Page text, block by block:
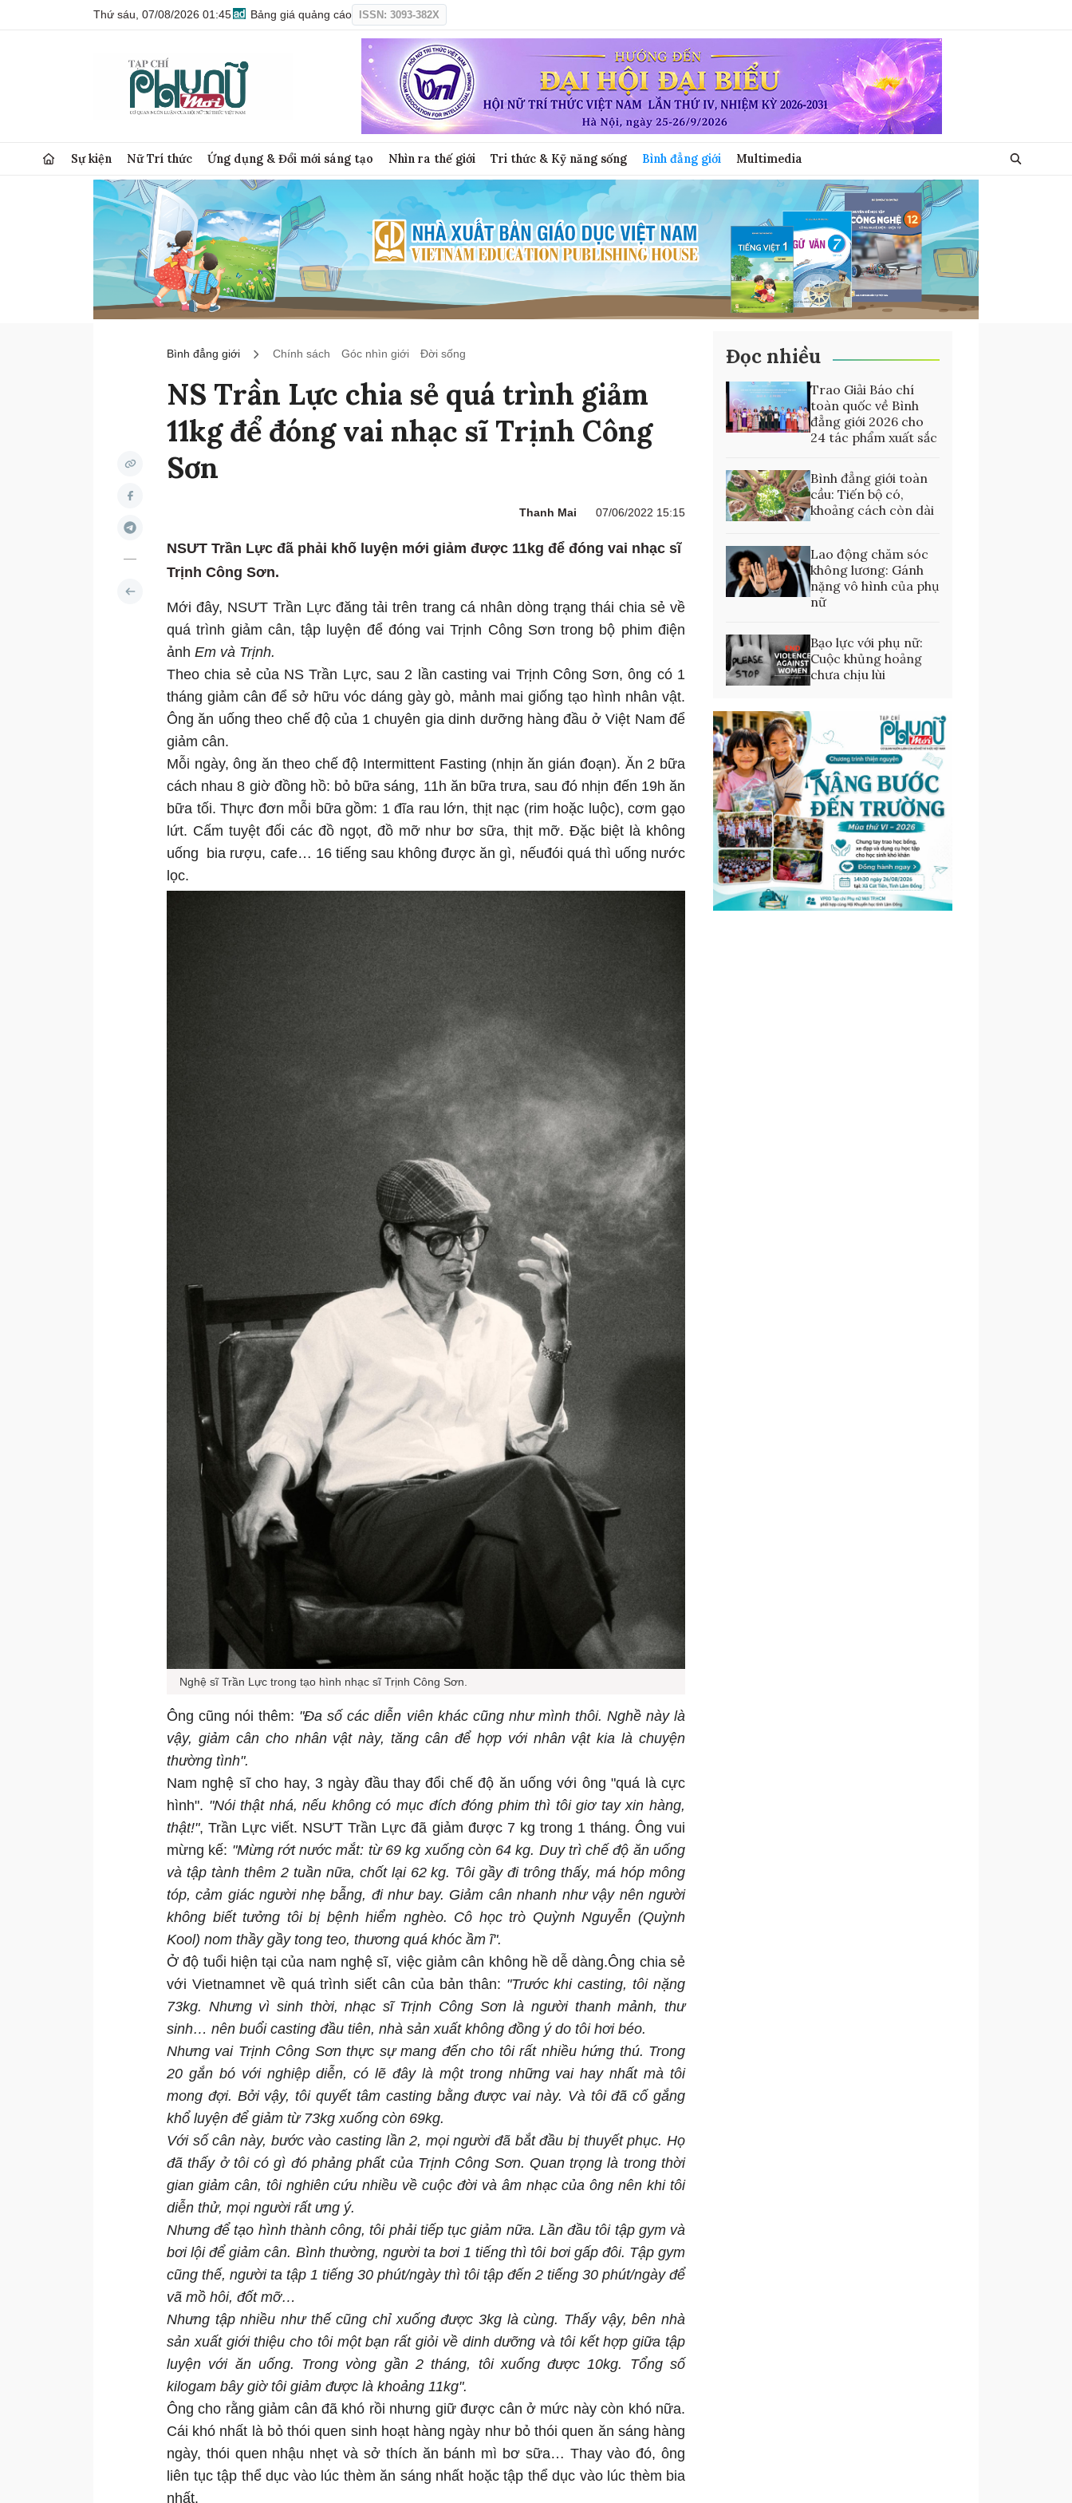
Thứ sáu, 07/08/2026 01:45 Bảng giá quảng cáo ISSN: 3093-382X
Sự kiện Nữ Trí thức Ứng dụng & Đổi mới sáng tạo Nhìn ra thế giới Tri thức & Kỹ năng sống Bình đẳng giới Multimedia
Bình đẳng giới Chính sách Góc nhìn giới Đời sống
NS Trần Lực chia sẻ quá trình giảm
11kg để đóng vai nhạc sĩ Trịnh Công
Sơn
Thanh Mai 07/06/2022 15:15
NSƯT Trần Lực đã phải khố luyện mới giảm được 11kg để đóng vai nhạc sĩ
Trịnh Công Sơn.
Mới đây, NSƯT Trần Lực đăng tải trên trang cá nhân dòng trạng thái chia sẻ về
quá trình giảm cân, tập luyện để đóng vai Trịnh Công Sơn trong bộ phim điện
ảnh Em và Trịnh.
Theo chia sẻ của NS Trần Lực, sau 2 lần casting vai Trịnh Công Sơn, ông có 1
tháng giảm cân để sở hữu vóc dáng gày gò, mảnh mai giống tạo hình nhân vật.
Ông ăn uống theo chế độ của 1 chuyên gia dinh dưỡng hàng đầu ở Việt Nam để
giảm cân.
Mỗi ngày, ông ăn theo chế độ Intermittent Fasting (nhịn ăn gián đoạn). Ăn 2 bữa
cách nhau 8 giờ đồng hồ: bỏ bữa sáng, 11h ăn bữa trưa, sau đó nhịn đến 19h ăn
bữa tối. Thực đơn mỗi bữa gồm: 1 đĩa rau lớn, thịt nạc (rim hoặc luộc), cơm gạo
lứt. Cấm tuyệt đối các đồ ngọt, đồ mỡ như bơ sữa, thịt mỡ. Đặc biệt là không
uống bia rượu, cafe… 16 tiếng sau không được ăn gì, nếuđói quá thì uống nước
lọc.
Nghệ sĩ Trần Lực trong tạo hình nhạc sĩ Trịnh Công Sơn.
Ông cũng nói thêm: "Đa số các diễn viên khác cũng như mình thôi. Nghề này là
vậy, giảm cân cho nhân vật này, tăng cân để hợp với nhân vật kia là chuyện
thường tình".
Nam nghệ sĩ cho hay, 3 ngày đầu thay đổi chế độ ăn uống với ông "quá là cực
hình". "Nói thật nhá, nếu không có mục đích đóng phim thì tôi giơ tay xin hàng,
thật!", Trần Lực viết. NSƯT Trần Lực đã giảm được 7 kg trong 1 tháng. Ông vui
mừng kế: "Mừng rớt nước mắt: từ 69 kg xuống còn 64 kg. Duy trì chế độ ăn uống
và tập tành thêm 2 tuần nữa, chốt lại 62 kg. Tôi gầy đi trông thấy, má hóp mông
tóp, cảm giác người nhẹ bẫng, đi như bay. Giảm cân nhanh như vậy nên người
không biết tưởng tôi bị bệnh hiểm nghèo. Cô học trò Quỳnh Nguyễn (Quỳnh
Kool) nom thầy gầy tong teo, thương quá khóc ầm ĩ".
Ở độ tuổi hiện tại của nam nghệ sĩ, việc giảm cân không hề dễ dàng.Ông chia sẻ
với Vietnamnet về quá trình siết cân của bản thân: "Trước khi casting, tôi nặng
73kg. Nhưng vì sinh thời, nhạc sĩ Trịnh Công Sơn là người thanh mảnh, thư
sinh… nên buổi casting đầu tiên, nhà sản xuất không đồng ý do tôi hơi béo.
Nhưng vai Trịnh Công Sơn thực sự mang đến cho tôi rất nhiều hứng thú. Trong
20 gắn bó với nghiệp diễn, có lẽ đây là một trong những vai hay nhất mà tôi
mong đợi. Bởi vậy, tôi quyết tâm casting bằng được vai này. Và tôi đã cố gắng
khổ luyện để giảm từ 73kg xuống còn 69kg.
Với số cân này, bước vào casting lần 2, mọi người đã bắt đầu bị thuyết phục. Họ
đã thấy ở tôi có gì đó phảng phất của Trịnh Công Sơn. Quan trọng là trong thời
gian giảm cân, tôi nghiên cứu nhiều về cuộc đời và âm nhạc của ông nên khi tôi
diễn thử, mọi người rất ưng ý.
Nhưng để tạo hình thành công, tôi phải tiếp tục giảm nữa. Lần đầu tôi tập gym và
bơi lội để giảm cân. Bình thường, người ta bơi 1 tiếng thì tôi bơi gấp đôi. Tập gym
cũng thế, người ta tập 1 tiếng 30 phút/ngày thì tôi tập đến 2 tiếng 30 phút/ngày để
vã mồ hôi, đốt mỡ…
Nhưng tập nhiều như thế cũng chỉ xuống được 3kg là cùng. Thấy vậy, bên nhà
sản xuất giới thiệu cho tôi một bạn rất giỏi về dinh dưỡng và tôi kết hợp giữa tập
luyện với ăn uống. Trong vòng gần 2 tháng, tôi xuống được 10kg. Tổng số
kilogam bây giờ tôi giảm được là khoảng 11kg".
Ông cho rằng giảm cân đã khó rồi nhưng giữ được cân ở mức này còn khó nữa.
Cái khó nhất là bỏ thói quen sinh hoạt hàng ngày như bỏ thói quen ăn sáng hàng
ngày, thói quen nhậu nhẹt và sở thích ăn bánh mì bơ sữa… Thay vào đó, ông
liên tục tập thể dục vào lúc thèm ăn sáng nhất hoặc tập thể dục vào lúc thèm bia
nhất.
Đọc nhiều
Trao Giải Báo chí
toàn quốc về Bình
đẳng giới 2026 cho
24 tác phẩm xuất sắc
Bình đẳng giới toàn
cầu: Tiến bộ có,
khoảng cách còn dài
Lao động chăm sóc
không lương: Gánh
nặng vô hình của phụ
nữ
Bạo lực với phụ nữ:
Cuộc khủng hoảng
chưa chịu lùi